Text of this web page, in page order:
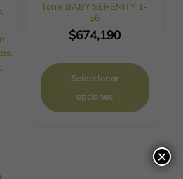
Torre BABY SERENITY 1-
56
$674,190
Seleccionar
opciones
×